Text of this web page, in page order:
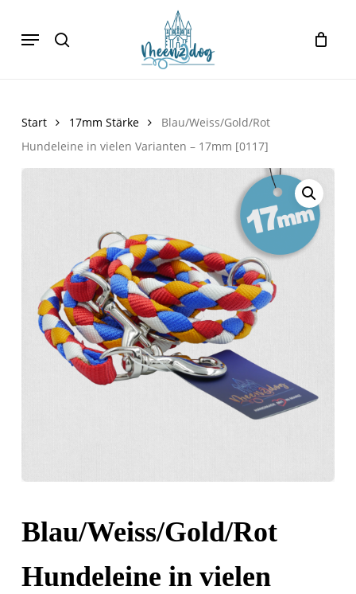
main
Menu Cart Close
Cart
Start 17mm Stärke
Blau/Weiss/Gold/Rot
Hundeleine in vielen Varianten – 17mm [0117]
Blau/Weiss/Gold/Rot
Hundeleine in vielen